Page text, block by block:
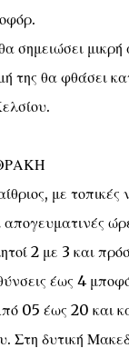
σημειώσει μικρή
της θα φθάσει
με τοπικές
απογευματινές
2 με 3 και
έως 4
05 έως 20 και
Στη δυτική